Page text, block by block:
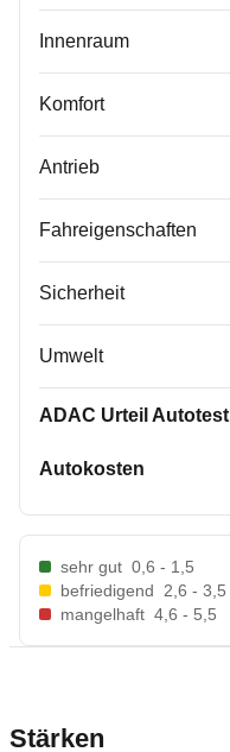
Innenraum
Komfort
Antrieb
Fahreigenschaften
Sicherheit
Umwelt
ADAC Urteil Autotest
Autokosten
sehr gut 0,6 - 1,5
befriedigend
2,6 - 3,5
mangelhaft 4,6 - 5,5
Stärken